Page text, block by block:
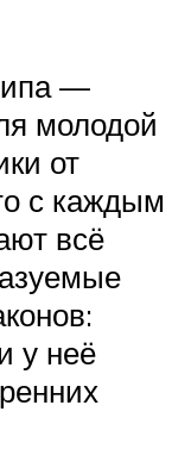
—
молодой
от
с каждым
всё
у неё